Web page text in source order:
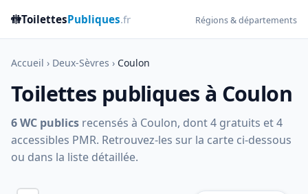
🚻ToilettesPubliques.fr Régions & départements
Accueil › Deux-Sèvres › Coulon
Toilettes publiques à Coulon
6 WC publics recensés à Coulon, dont 4 gratuits et 4
accessibles PMR. Retrouvez-les sur la carte ci-dessous
ou dans la liste détaillée.